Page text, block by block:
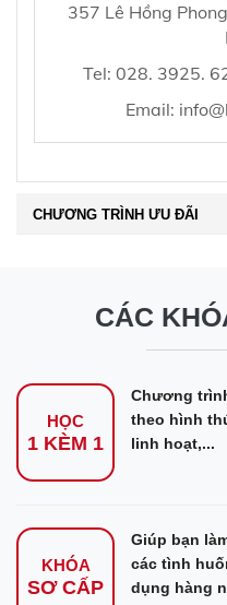
357 Lê Hồng
Tel: 028. 3925.
Email:
CHƯƠNG TRÌNH ƯU ĐÃI
CÁC
HỌC
1 KÈM 1
Chương
theo hình
linh hoạt,...
KHÓA
SƠ CẤP
Giúp bạn
các tình
dụng hàng